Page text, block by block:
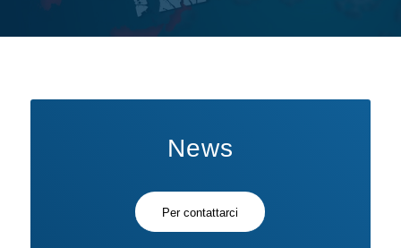
News
Per contattarci